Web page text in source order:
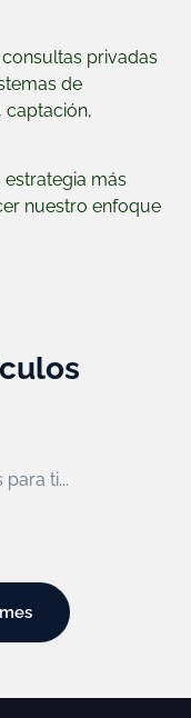
privadas
de
captación,
más
nuestro enfoque
ti...